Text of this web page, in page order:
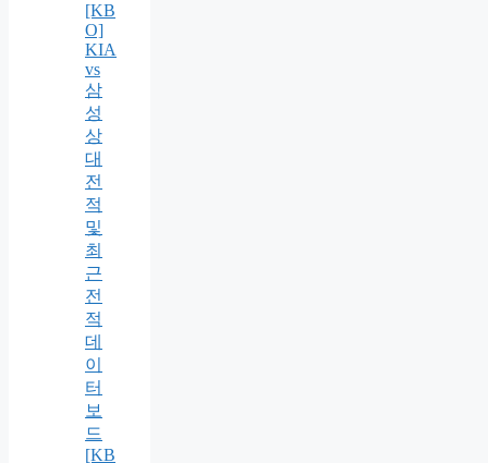
[KB
O]
KIA
vs
삼
성
상
대
전
적
및
최
근
전
적
데
이
터
보
드
[KB